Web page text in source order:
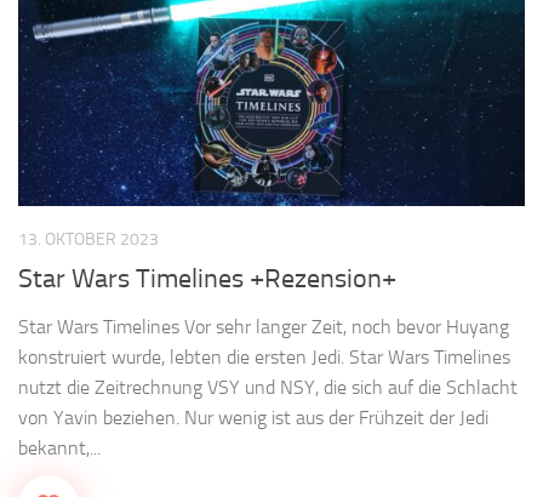
13. OKTOBER 2023
Star Wars Timelines +Rezension+
Star Wars Timelines Vor sehr langer Zeit, noch bevor Huyang
konstruiert wurde, lebten die ersten Jedi. Star Wars Timelines
nutzt die Zeitrechnung VSY und NSY, die sich auf die Schlacht
von Yavin beziehen. Nur wenig ist aus der Frühzeit der Jedi
bekannt,...